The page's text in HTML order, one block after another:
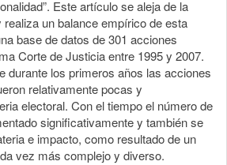
Este artículo se aleja de la
un balance empírico de esta
base de datos de 301 acciones
Corte de Justicia entre 1995 y 2007.
durante los primeros años las acciones
relativamente pocas y
electoral. Con el tiempo el número de
significativamente y también se
e impacto, como resultado de un
vez más complejo y diverso.